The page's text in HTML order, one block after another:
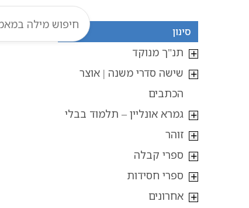
סינון
תנ"ך מנוקד
שישה סדרי משנה | אוצר
הכתבים
גמרא אונליין – תלמוד בבלי
זוהר
ספרי קבלה
ספרי חסידות
אחרונים